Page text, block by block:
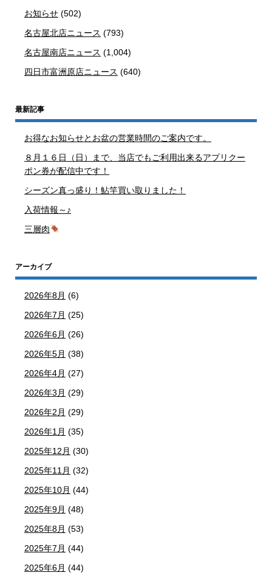
お知らせ (502)
名古屋北店ニュース (793)
名古屋南店ニュース (1,004)
四日市富洲原店ニュース (640)
最新記事
お得なお知らせとお盆の営業時間のご案内です。
８月１６日（日）まで、当店でもご利用出来るアプリクー
ポン券が配信中です！
シーズン真っ盛り！鮎竿買い取りました！
入荷情報～♪
三層肉
アーカイブ
2026年8月 (6)
2026年7月 (25)
2026年6月 (26)
2026年5月 (38)
2026年4月 (27)
2026年3月 (29)
2026年2月 (29)
2026年1月 (35)
2025年12月 (30)
2025年11月 (32)
2025年10月 (44)
2025年9月 (48)
2025年8月 (53)
2025年7月 (44)
2025年6月 (44)